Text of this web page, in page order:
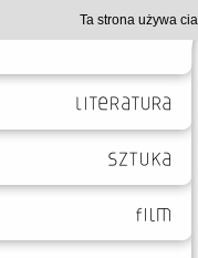
Ta strona używa